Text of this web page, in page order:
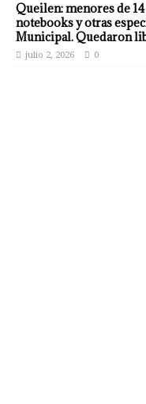
Queilen: menores de
notebooks y otras
Municipal. Quedaron
julio 2, 2026 0